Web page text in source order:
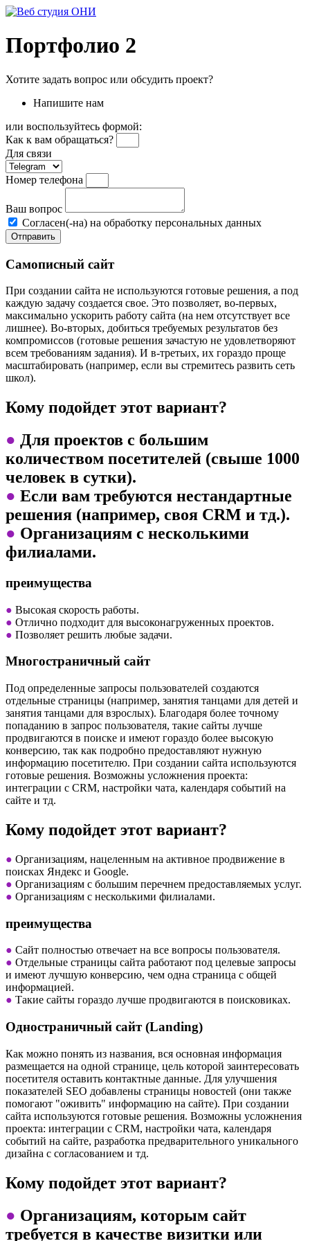
Перейти
содержимому
Портфолио 2
Хотите задать вопрос или обсудить проект?
Напишите нам
или воспользуйтесь формой:
Как к вам обращаться?
Для связи
Номер телефона
Ваш вопрос
Согласен(-на) на обработку персональных данных
Отправить
Самописный сайт
При создании сайта не используются готовые решения, а под
каждую задачу создается свое. Это позволяет, во-первых,
максимально ускорить работу сайта (на нем отсутствует все
лишнее). Во-вторых, добиться требуемых результатов без
компромиссов (готовые решения зачастую не удовлетворяют
всем требованиям задания). И в-третьих, их гораздо проще
масштабировать (например, если вы стремитесь развить сеть
школ).
Кому подойдет этот вариант?
● Для проектов с большим
количеством посетителей (свыше 1000
человек в сутки).
● Если вам требуются нестандартные
решения (например, своя CRM и тд.).
● Организациям с несколькими
филиалами.
преимущества
● Высокая скорость работы.
● Отлично подходит для высоконагруженных проектов.
● Позволяет решить любые задачи.
Многостраничный сайт
Под определенные запросы пользователей создаются
отдельные страницы (например, занятия танцами для детей и
занятия танцами для взрослых). Благодаря более точному
попаданию в запрос пользователя, такие сайты лучше
продвигаются в поиске и имеют гораздо более высокую
конверсию, так как подробно предоставляют нужную
информацию посетителю. При создании сайта используются
готовые решения. Возможны усложнения проекта:
интеграции с CRM, настройки чата, календаря событий на
сайте и тд.
Кому подойдет этот вариант?
● Организациям, нацеленным на активное продвижение в
поисках Яндекс и Google.
● Организациям с большим перечнем предоставляемых услуг.
● Организациям с несколькими филиалами.
преимущества
● Сайт полностью отвечает на все вопросы пользователя.
● Отдельные страницы сайта работают под целевые запросы
и имеют лучшую конверсию, чем одна страница с общей
информацией.
● Такие сайты гораздо лучше продвигаются в поисковиках.
Одностраничный сайт (Landing)
Как можно понять из названия, вся основная информация
размещается на одной странице, цель которой заинтересовать
посетителя оставить контактные данные. Для улучшения
показателей SEO добавлены страницы новостей (они также
помогают "оживить" информацию на сайте). При создании
сайта используются готовые решения. Возможны усложнения
проекта: интеграции с CRM, настройки чата, календаря
событий на сайте, разработка предварительного уникального
дизайна с согласованием и тд.
Кому подойдет этот вариант?
● Организациям, которым сайт
требуется в качестве визитки или